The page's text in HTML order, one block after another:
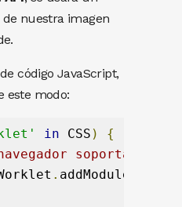
nuestra imagen
código JavaScript,
este modo:
in CSS )
{
soporta CSS
. addModule